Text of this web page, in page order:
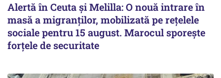
Alertă în Ceuta și Melilla: O nouă intrare în
masă a migranților, mobilizată pe rețelele
sociale pentru 15 august. Marocul sporește
forțele de securitate